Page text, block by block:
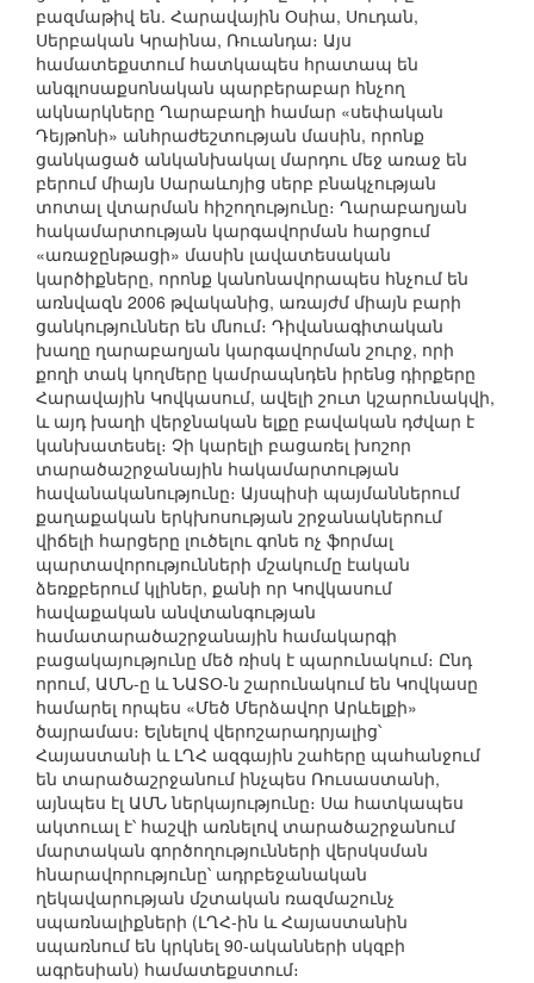
բազմաթիվ են. Հարավային Օսիա, Սուդան,
Սերբական Կրաինա, Ռուանդա։ Այս
համատեքստում հատկապես հրատապ են
անգլոսաքսոնական պարբերաբար հնչող
ակնարկները Ղարաբաղի համար «սեփական
Դեյթոնի» անհրաժեշտության մասին, որոնք
ցանկացած անկանխակալ մարդու մեջ առաջ են
բերում միայն Սարաևոյից սերբ բնակչության
տոտալ վտարման հիշողությունը։ Ղարաբաղյան
հակամարտության կարգավորման հարցում
«առաջընթացի» մասին լավատեսական
կարծիքները, որոնք կանոնավորապես հնչում են
առնվազն 2006 թվականից, առայժմ միայն բարի
ցանկություններ են մնում։ Դիվանագիտական
խաղը ղարաբաղյան կարգավորման շուրջ, որի
քողի տակ կողմերը կամրապնդեն իրենց դիրքերը
Հարավային Կովկասում, ավելի շուտ կշարունակվի,
և այդ խաղի վերջնական ելքը բավական դժվար է
կանխատեսել։ Չի կարելի բացառել խոշոր
տարածաշրջանային հակամարտության
հավանականությունը։ Այսպիսի պայմաններում
քաղաքական երկխոսության շրջանակներում
վիճելի հարցերը լուծելու գոնե ոչ ֆորմալ
պարտավորությունների մշակումը էական
ձեռքբերում կլիներ, քանի որ Կովկասում
հավաքական անվտանգության
համատարածաշրջանային համակարգի
բացակայությունը մեծ ռիսկ է պարունակում։ Ընդ
որում, ԱՄՆ-ը և ՆԱՏՕ-ն շարունակում են Կովկասը
համարել որպես «Մեծ Մերձավոր Արևելքի»
ծայրամաս։ Ելնելով վերոշարադրյալից՝
Հայաստանի և ԼՂՀ ազգային շահերը պահանջում
են տարածաշրջանում ինչպես Ռուսաստանի,
այնպես էլ ԱՄՆ ներկայությունը։ Սա հատկապես
ակտուալ է՝ հաշվի առնելով տարածաշրջանում
մարտական գործողությունների վերսկսման
հնարավորությունը՝ ադրբեջանական
ղեկավարության մշտական ռազմաշունչ
սպառնալիքների (ԼՂՀ-ին և Հայաստանին
սպառնում են կրկնել 90-ականների սկզբի
ագրեսիան) համատեքստում։